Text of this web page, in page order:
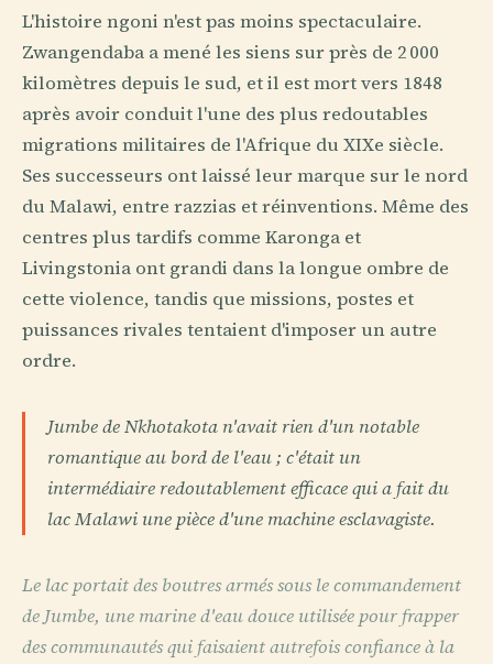
L'histoire ngoni n'est pas moins spectaculaire.
Zwangendaba a mené les siens sur près de 2 000
kilomètres depuis le sud, et il est mort vers 1848
après avoir conduit l'une des plus redoutables
migrations militaires de l'Afrique du XIXe siècle.
Ses successeurs ont laissé leur marque sur le nord
du Malawi, entre razzias et réinventions. Même des
centres plus tardifs comme Karonga et
Livingstonia ont grandi dans la longue ombre de
cette violence, tandis que missions, postes et
puissances rivales tentaient d'imposer un autre
ordre.
Jumbe de Nkhotakota n'avait rien d'un notable
romantique au bord de l'eau ; c'était un
intermédiaire redoutablement efficace qui a fait du
lac Malawi une pièce d'une machine esclavagiste.
Le lac portait des boutres armés sous le commandement
de Jumbe, une marine d'eau douce utilisée pour frapper
des communautés qui faisaient autrefois confiance à la